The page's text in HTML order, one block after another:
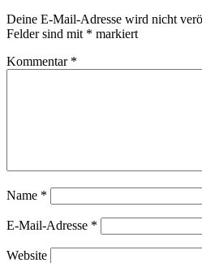
Deine E-Mail-Adresse wird nicht
Felder sind mit * markiert
Kommentar *
Name *
E-Mail-Adresse *
Website